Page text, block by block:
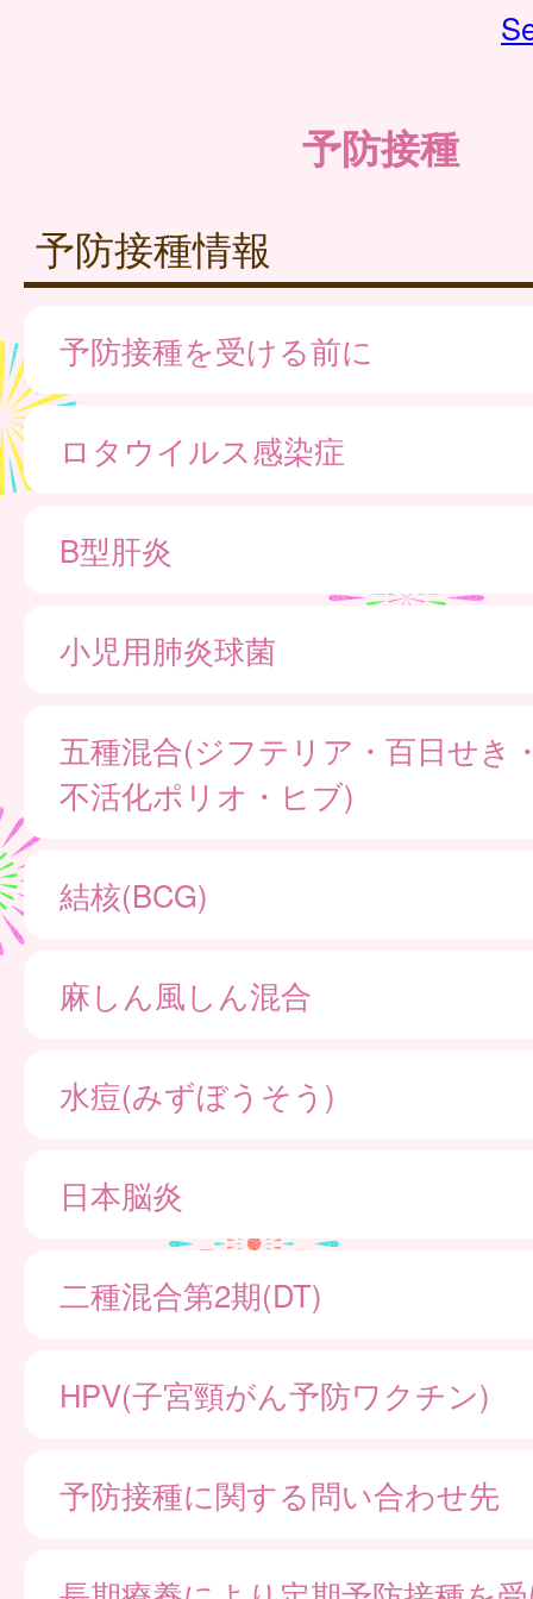
予防接種
予防接種情報
予防接種を受ける前に
ロタウイルス感染症
B型肝炎
小児用肺炎球菌
五種混合(ジフテリア・百日せき
不活化ポリオ・ヒブ)
結核(BCG)
麻しん風しん混合
水痘(みずぼうそう)
日本脳炎
二種混合第2期(DT)
HPV(子宮頸がん予防ワクチン)
予防接種に関する問い合わせ先